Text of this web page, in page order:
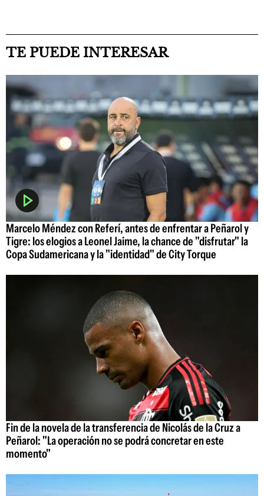
TE PUEDE INTERESAR
Marcelo Méndez con Referí, antes de enfrentar a Peñarol y
Tigre: los elogios a Leonel Jaime, la chance de "disfrutar" la
Copa Sudamericana y la "identidad" de City Torque
Fin de la novela de la transferencia de Nicolás de la Cruz a
Peñarol: "La operación no se podrá concretar en este
momento"